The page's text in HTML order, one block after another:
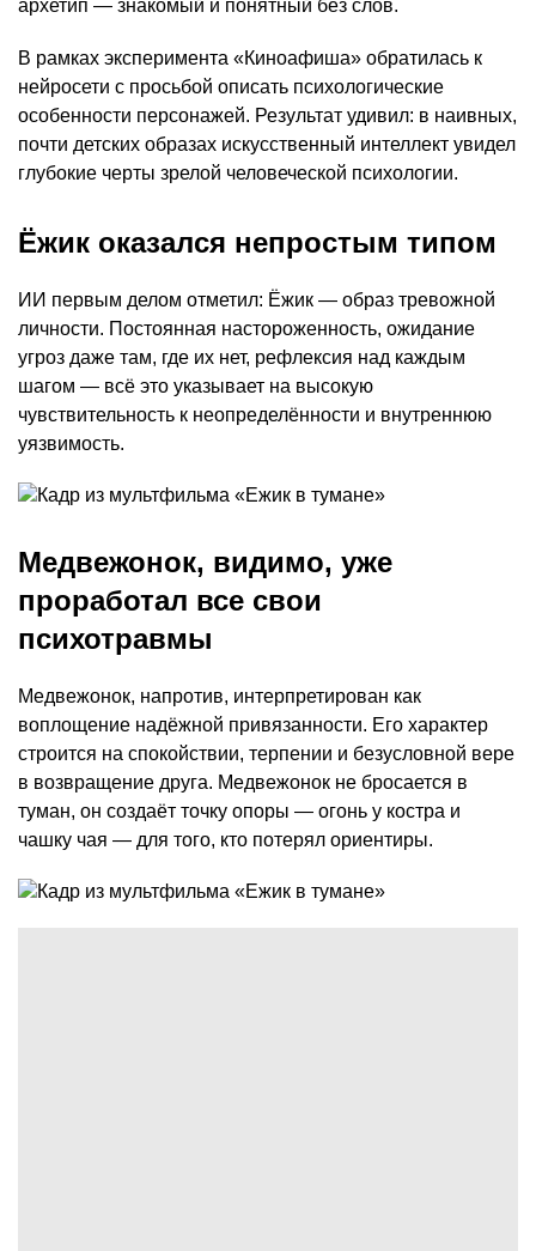
архетип — знакомый и понятный без слов.
В рамках эксперимента «Киноафиша» обратилась к
нейросети с просьбой описать психологические
особенности персонажей. Результат удивил: в наивных,
почти детских образах искусственный интеллект увидел
глубокие черты зрелой человеческой психологии.
Ёжик оказался непростым типом
ИИ первым делом отметил: Ёжик — образ тревожной
личности. Постоянная настороженность, ожидание
угроз даже там, где их нет, рефлексия над каждым
шагом — всё это указывает на высокую
чувствительность к неопределённости и внутреннюю
уязвимость.
Медвежонок, видимо, уже
проработал все свои
психотравмы
Медвежонок, напротив, интерпретирован как
воплощение надёжной привязанности. Его характер
строится на спокойствии, терпении и безусловной вере
в возвращение друга. Медвежонок не бросается в
туман, он создаёт точку опоры — огонь у костра и
чашку чая — для того, кто потерял ориентиры.